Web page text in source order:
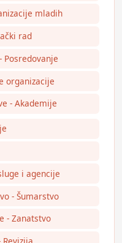
mladih
rad
Posredovanje
organizacije
- Akademije
i agencije
- Šumarstvo
- Zanatstvo